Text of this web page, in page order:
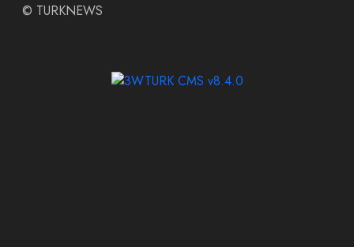
© TURKNEWS